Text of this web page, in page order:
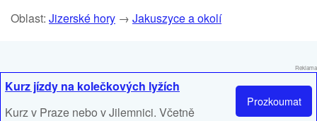
Oblast: Jizerské hory → Jakuszyce a okolí
Reklama
Prozkoumat
Kurz jízdy na kolečkových lyžích
Kurz v Praze nebo v Jilemnici. Včetně